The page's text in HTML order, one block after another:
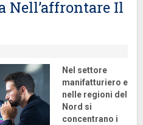
Nell’affrontare Il
Nel settore
manifatturiero e
nelle regioni del
Nord si
concentrano i